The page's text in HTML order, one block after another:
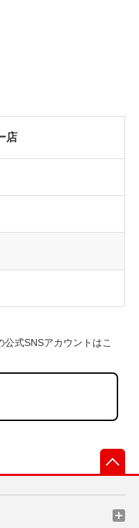
店
式SNSアカウントはこ